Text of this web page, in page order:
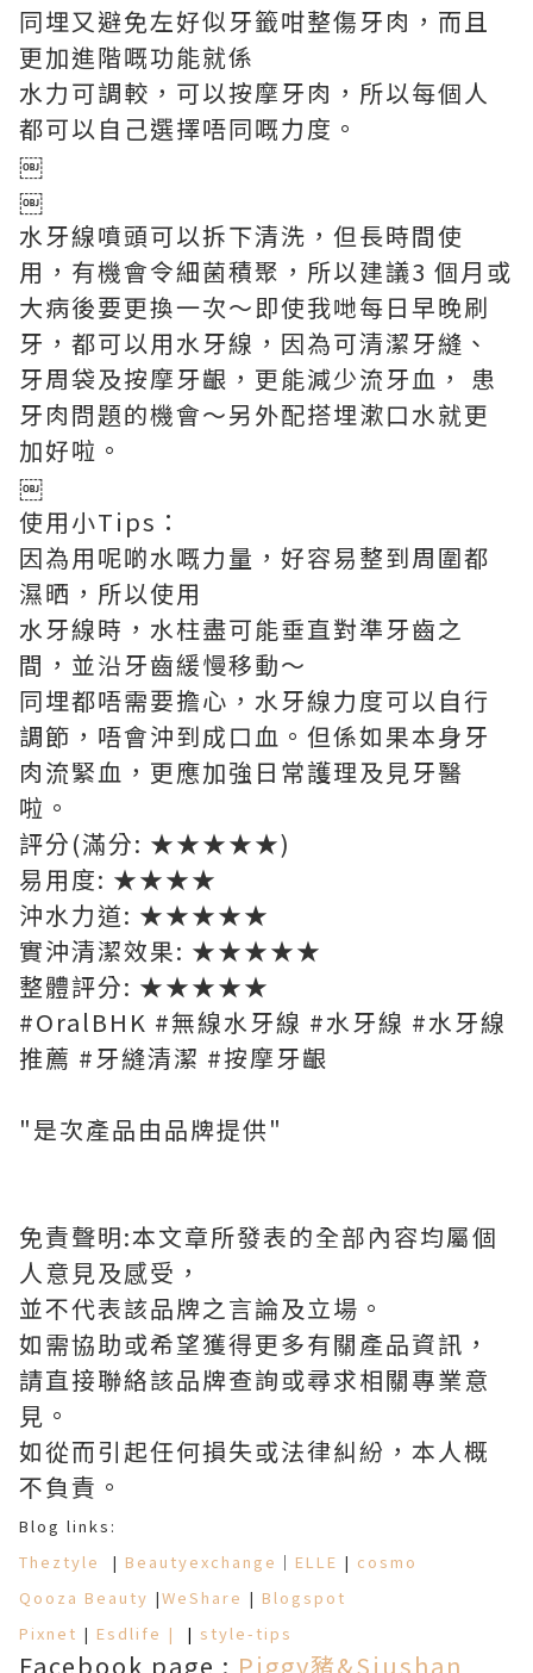
同埋又避免左好似牙籤咁整傷牙肉，而且
更加進階嘅功能就係
水力可調較，可以按摩牙肉，所以每個人
都可以自己選擇唔同嘅力度。
￼
￼
水牙線噴頭可以拆下清洗，但長時間使
用，有機會令細菌積聚，所以建議3 個月或
大病後要更換一次～即使我哋每日早晚刷
牙，都可以用水牙線，因為可清潔牙縫、
牙周袋及按摩牙齦，更能減少流牙血， 患
牙肉問題的機會～另外配搭埋漱口水就更
加好啦。
￼
使用小Tips：
因為用呢啲水嘅力量，好容易整到周圍都
濕晒，所以使用
水牙線時，水柱盡可能垂直對準牙齒之
間，並沿牙齒緩慢移動～
同埋都唔需要擔心， 水牙線力度可以自行
調節，唔會沖到成口血。但係如果本身牙
肉流緊血，更應加強日常護理及見牙醫
啦。
評分(滿分: ★★★★★)
易用度: ★★★★
沖水力道: ★★★★★
實沖清潔效果: ★★★★★
整體評分: ★★★★★
#OralBHK #無線水牙線 #水牙線 #水牙線
推薦 #牙縫清潔 #按摩牙齦
"是次產品由品牌提供"
免責聲明:本文章所發表的全部內容均屬個
人意見及感受，
並不代表該品牌之言論及立場。
如需協助或希望獲得更多有關產品資訊，
請直接聯絡該品牌查詢或尋求相關專業意
見。
如從而引起任何損失或法律糾紛，本人概
不負責。
Blog links:
Theztyle
| Beautyexchange ｜ ELLE | cosmo
Qooza Beauty |WeShare | Blogspot
Pixnet | Esdlife | | style-tips
Facebook page : Piggy豬&Siushan